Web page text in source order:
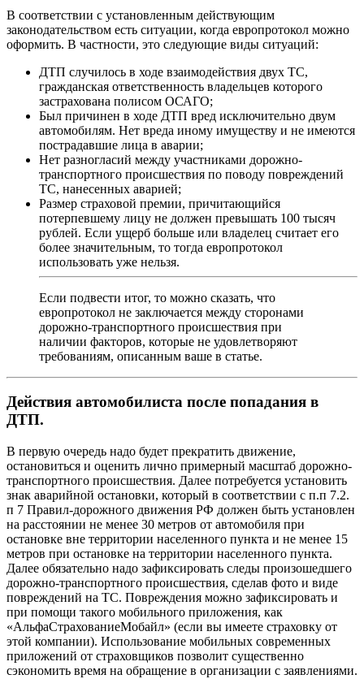
В соответствии с установленным действующим
законодательством есть ситуации, когда европротокол можно
оформить. В частности, это следующие виды ситуаций:
ДТП случилось в ходе взаимодействия двух ТС,
гражданская ответственность владельцев которого
застрахована полисом ОСАГО;
Был причинен в ходе ДТП вред исключительно двум
автомобилям. Нет вреда иному имуществу и не имеются
пострадавшие лица в аварии;
Нет разногласий между участниками дорожно-
транспортного происшествия по поводу повреждений
ТС, нанесенных аварией;
Размер страховой премии, причитающийся
потерпевшему лицу не должен превышать 100 тысяч
рублей. Если ущерб больше или владелец считает его
более значительным, то тогда европротокол
использовать уже нельзя.
Если подвести итог, то можно сказать, что
европротокол не заключается между сторонами
дорожно-транспортного происшествия при
наличии факторов, которые не удовлетворяют
требованиям, описанным ваше в статье.
Действия автомобилиста после попадания в
ДТП.
В первую очередь надо будет прекратить движение,
остановиться и оценить лично примерный масштаб дорожно-
транспортного происшествия. Далее потребуется установить
знак аварийной остановки, который в соответствии с п.п 7.2.
п 7 Правил-дорожного движения РФ должен быть установлен
на расстоянии не менее 30 метров от автомобиля при
остановке вне территории населенного пункта и не менее 15
метров при остановке на территории населенного пункта.
Далее обязательно надо зафиксировать следы произошедшего
дорожно-транспортного происшествия, сделав фото и виде
повреждений на ТС. Повреждения можно зафиксировать и
при помощи такого мобильного приложения, как
«АльфаСтрахованиеМобайл» (если вы имеете страховку от
этой компании). Использование мобильных современных
приложений от страховщиков позволит существенно
сэкономить время на обращение в организации с заявлениями.